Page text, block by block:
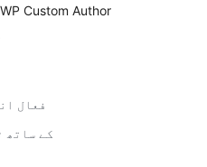
Custom Author
100+
5.2.25 کے